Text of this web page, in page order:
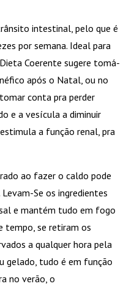
intestinal, pelo que é
por semana. Ideal para
Coerente sugere tomá-
após o Natal, ou no
conta pra perder
e a vesícula a diminuir
a função renal, pra
ao fazer o caldo pode
Se os ingredientes
e mantém tudo em fogo
tempo, se retiram os
a qualquer hora pela
gelado, tudo é em função
no verão, o